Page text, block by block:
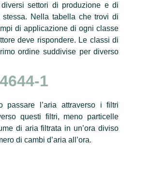
settori di produzione e di
Nella tabella che trovi di
di applicazione di ogni classe
deve rispondere. Le classi di
ordine suddivise per diverso
1
passare l’aria attraverso i filtri
questi filtri, meno particelle
di aria filtrata in un’ora diviso
di cambi d’aria all’ora.